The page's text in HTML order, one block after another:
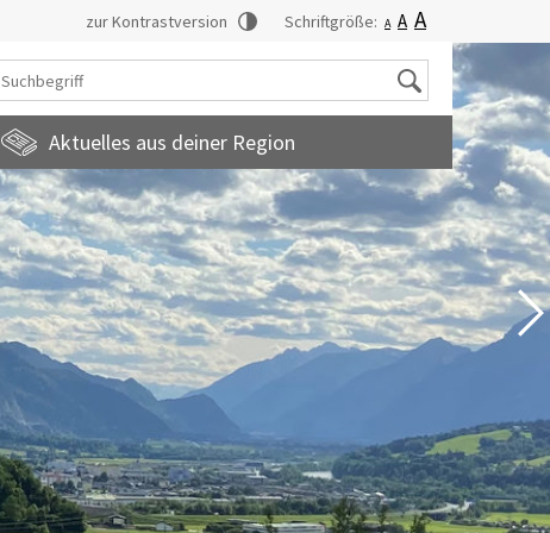
zur Kontrastversion Schriftgröße: A A A
Suche
Aktuelles aus deiner Region
Stadtmagazin
familienfreundlichegemeinde
Europainformationen